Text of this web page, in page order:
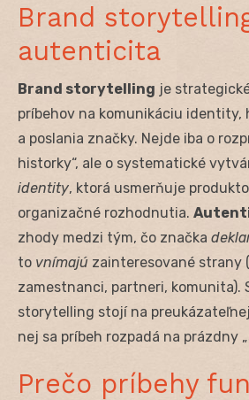
Brand
autenticita
Brand storytelling je
príbehov na komunikáciu identity,
a poslania značky. Nejde iba o
historky“, ale o systematické
identity, ktorá usmerňuje
organizačné rozhodnutia.
zhody medzi tým, čo značka
to vnímajú zainteresované strany
zamestnanci, partneri, komunita).
storytelling stojí na
nej sa príbeh rozpadá na prázdny
Prečo príbehy